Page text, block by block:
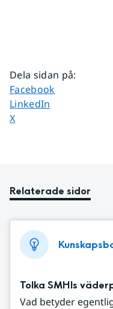
Dela sidan på:
Dela sidan på
Facebook
Dela sidan på
LinkedIn
Dela sidan på
X
Relaterade sidor
Tolka SMHIs
Vad betyder